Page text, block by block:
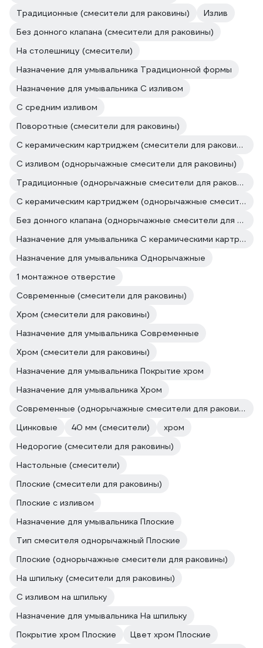
Традиционные (смесители для раковины)
Излив
Без донного клапана (смесители для раковины)
На столешницу (смесители)
Назначение для умывальника Традиционной формы
Назначение для умывальника С изливом
С средним изливом
Поворотные (смесители для раковины)
С керамическим картриджем (смесители для раковины)
С изливом (однорычажные смесители для раковины)
Традиционные (однорычажные смесители для раковины)
С керамическим картриджем (однорычажные смесители для раковины)
Без донного клапана (однорычажные смесители для раковины)
Назначение для умывальника С керамическими картриджами
Назначение для умывальника Однорычажные
1 монтажное отверстие
Современные (смесители для раковины)
Хром (смесители для раковины)
Назначение для умывальника Современные
Хром (смесители для раковины)
Назначение для умывальника Покрытие хром
Назначение для умывальника Хром
Современные (однорычажные смесители для раковины)
Цинковые
40 мм (смесители)
хром
Недорогие (смесители для раковины)
Настольные (смесители)
Плоские (смесители для раковины)
Плоские с изливом
Назначение для умывальника Плоские
Тип смесителя однорычажный Плоские
Плоские (однорычажные смесители для раковины)
На шпильку (смесители для раковины)
С изливом на шпильку
Назначение для умывальника На шпильку
Покрытие хром Плоские
Цвет хром Плоские